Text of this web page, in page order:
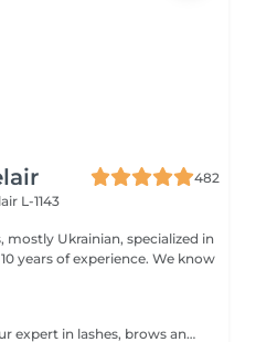
482
L-1143
mostly Ukrainian, specialized in
of experience. We know
Service performed by Diana, our expert in lashes, brows and hair removal, with over 10 years of experience, ensuring precision and high-quality results.